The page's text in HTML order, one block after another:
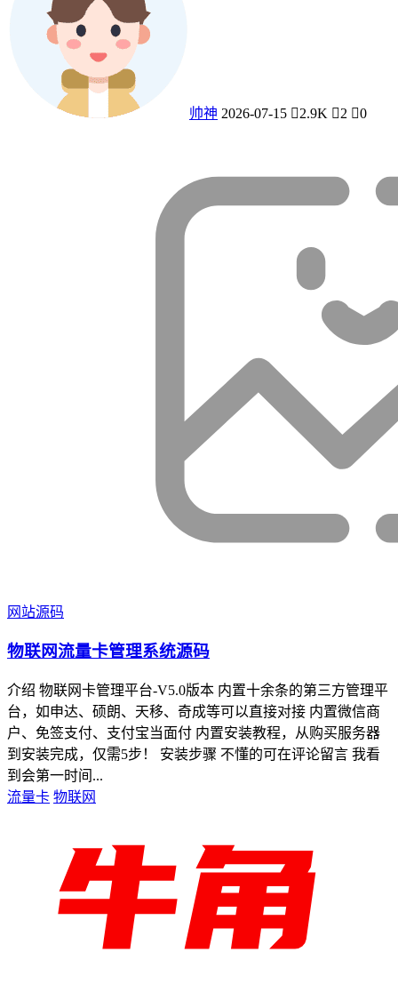
帅神 2026-07-15 2.9K 2 0
网站源码
物联网流量卡管理系统源码
介绍 物联网卡管理平台-V5.0版本 内置十余条的第三方管理平
台，如申达、硕朗、天移、奇成等可以直接对接 内置微信商
户、免签支付、支付宝当面付 内置安装教程，从购买服务器
到安装完成，仅需5步！ 安装步骤 不懂的可在评论留言 我看
到会第一时间...
流量卡 物联网